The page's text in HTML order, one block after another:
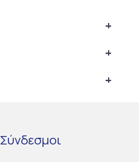
+
+
+
Σύνδεσμοι